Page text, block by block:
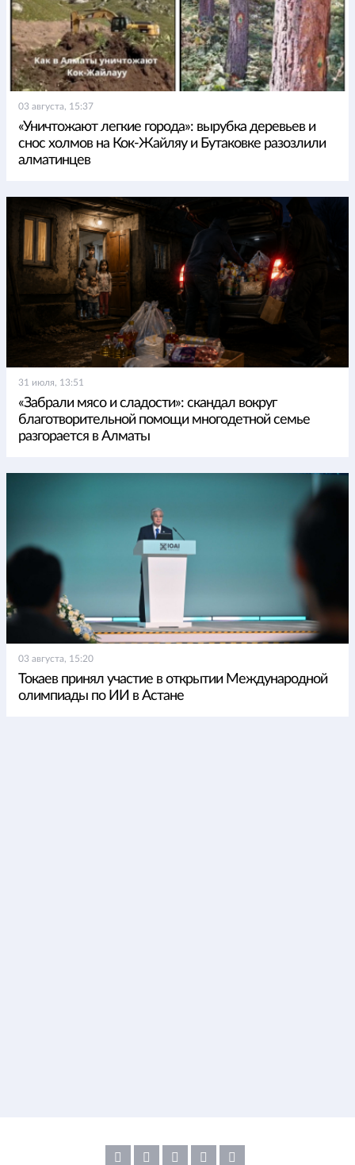
03 августа, 15:37
«Уничтожают легкие города»: вырубка деревьев и
снос холмов на Кок-Жайляу и Бутаковке разозлили
алматинцев
31 июля, 13:51
«Забрали мясо и сладости»: скандал вокруг
благотворительной помощи многодетной семье
разгорается в Алматы
03 августа, 15:20
Токаев принял участие в открытии Международной
олимпиады по ИИ в Астане